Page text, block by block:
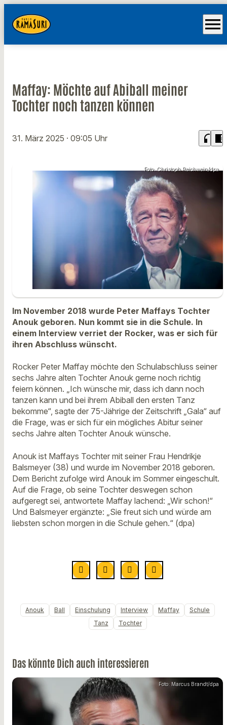
menu
Maffay: Möchte auf Abiball meiner
Tochter noch tanzen können
31. März 2025 · 09:05 Uhr headphones chrome_reader_mode
Foto: Christoph Reichwein/dpa
Im November 2018 wurde Peter Maffays Tochter
Anouk geboren. Nun kommt sie in die Schule. In
einem Interview verriet der Rocker, was er sich für
ihren Abschluss wünscht.
Rocker Peter Maffay möchte den Schulabschluss seiner
sechs Jahre alten Tochter Anouk gerne noch richtig
feiern können. „Ich wünsche mir, dass ich dann noch
tanzen kann und bei ihrem Abiball den ersten Tanz
bekomme“, sagte der 75-Jährige der Zeitschrift „Gala“ auf
die Frage, was er sich für ein mögliches Abitur seiner
sechs Jahre alten Tochter Anouk wünsche.
Anouk ist Maffays Tochter mit seiner Frau Hendrikje
Balsmeyer (38) und wurde im November 2018 geboren.
Dem Bericht zufolge wird Anouk im Sommer eingeschult.
Auf die Frage, ob seine Tochter deswegen schon
aufgeregt sei, antwortete Maffay lachend: „Wir schon!“
Und Balsmeyer ergänzte: „Sie freut sich und würde am
liebsten schon morgen in die Schule gehen.“ (dpa)
Anouk Ball Einschulung Interview Maffay
Schule
Tanz
Tochter
Das könnte Dich auch interessieren
Foto: Marcus Brandt/dpa